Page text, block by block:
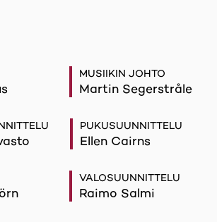
MUSIIKIN JOHTO
Martin Segerstråle
PUKUSUUNNITTELU
Ellen Cairns
VALOSUUNNITTELU
Raimo Salmi